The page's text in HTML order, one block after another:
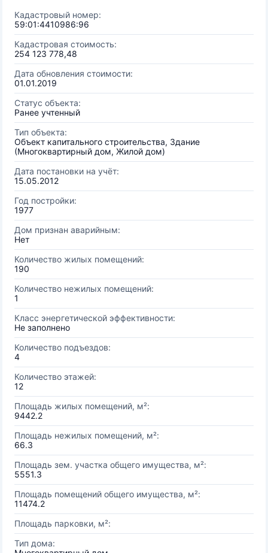
Кадастровый номер:
59:01:4410986:96
Кадастровая стоимость:
254 123 778,48
Дата обновления стоимости:
01.01.2019
Статус объекта:
Ранее учтенный
Тип объекта:
Объект капитального строительства, Здание
(Многоквартирный дом, Жилой дом)
Дата постановки на учёт:
15.05.2012
Год постройки:
1977
Дом признан аварийным:
Нет
Количество жилых помещений:
190
Количество нежилых помещений:
1
Класс энергетической эффективности:
Не заполнено
Количество подъездов:
4
Количество этажей:
12
Площадь жилых помещений, м²:
9442.2
Площадь нежилых помещений, м²:
66.3
Площадь зем. участка общего имущества, м²:
5551.3
Площадь помещений общего имущества, м²:
11474.2
Площадь парковки, м²:
Тип дома: